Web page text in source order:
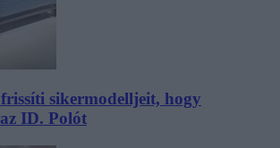
sikermodelljeit, hogy
ID. Polót